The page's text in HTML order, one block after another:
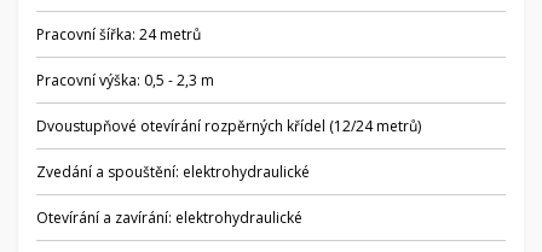
Pracovní šířka: 24 metrů
Pracovní výška: 0,5 - 2,3 m
Dvoustupňové otevírání rozpěrných křídel (12/24 metrů)
Zvedání a spouštění: elektrohydraulické
Otevírání a zavírání: elektrohydraulické